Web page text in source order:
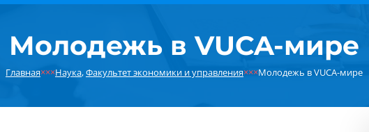
Молодежь в VUCA-мире
Главная×××Наука,Факультет экономики и управления×××Молодежь в VUCA-мире